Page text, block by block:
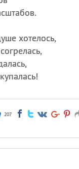
хотелось,
207